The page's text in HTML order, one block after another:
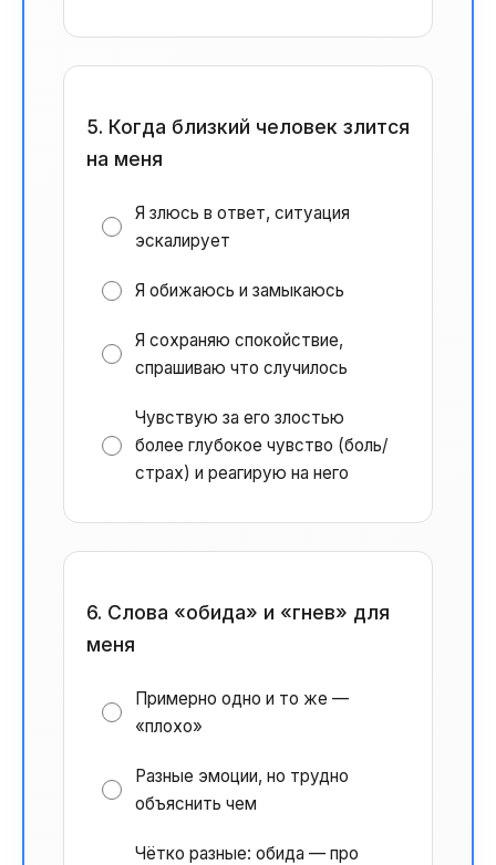
5. Когда близкий человек злится
на меня
Я злюсь в ответ, ситуация
эскалирует
Я обижаюсь и замыкаюсь
Я сохраняю спокойствие,
спрашиваю что случилось
Чувствую за его злостью
более глубокое чувство (боль/
страх) и реагирую на него
6. Слова «обида» и «гнев» для
меня
Примерно одно и то же —
«плохо»
Разные эмоции, но трудно
объяснить чем
Чётко разные: обида — про